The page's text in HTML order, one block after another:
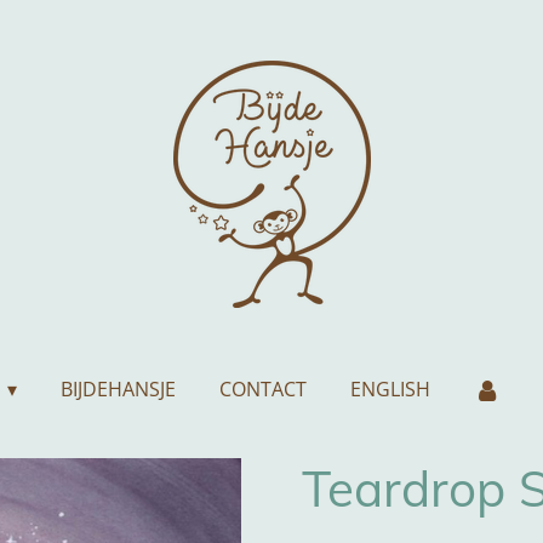
BIJDEHANSJE CONTACT ENGLISH
Teardrop